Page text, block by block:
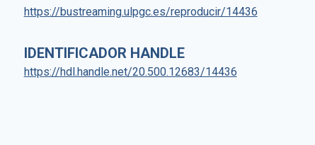
https://bustreaming.ulpgc.es/reproducir/14436
IDENTIFICADOR HANDLE
https://hdl.handle.net/20.500.12683/14436